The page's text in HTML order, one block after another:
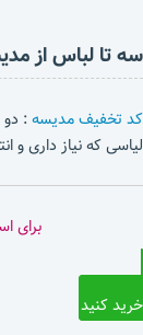
سه تا لباس از
کد تخفیف مدیسه: دو
لیاسی که نیاز داری و
برای
خرید کنید